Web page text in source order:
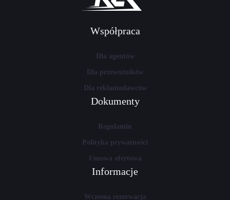
Współpraca
Dla agentów
Dla przewoźników
Dla reklamodawców
Dokumenty
Regulamin
Polityka prywatności
Umowa ofertowa
Informacje
Wczesna rezerwacja